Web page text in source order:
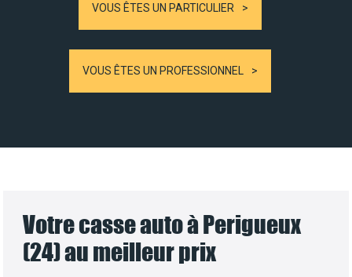
VOUS ÊTES UN PARTICULIER
VOUS ÊTES UN PROFESSIONNEL
Votre casse auto à Perigueux
(24) au meilleur prix